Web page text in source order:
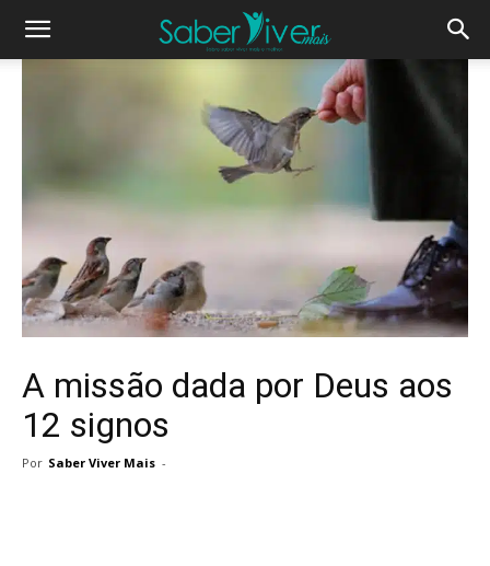
A missão dada por Deus aos
12 signos
Por Saber Viver Mais -